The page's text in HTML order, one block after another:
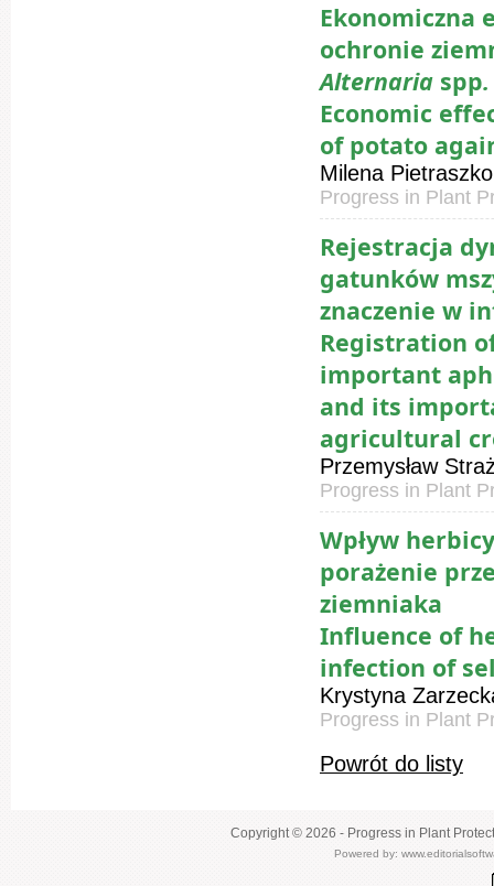
Ekonomiczna
ochronie
Alternaria spp.
Economic
of potato
Milena Pietraszko
Progress in Plant
Rejestracja
gatunków
znaczenie w
Registration
important
and its
agricultural
Przemysław
Progress in Plant
Wpływ
porażenie
ziemniaka
Influence of
infection of
Krystyna
Progress in Plant
Powrót do listy
Copyright © 2026 - Progress in Plant
Powered by: